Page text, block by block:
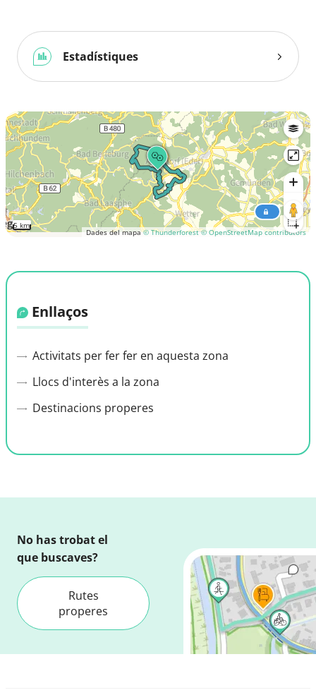
Estadístiques
Dades del mapa© Thunderforest © OpenStreetMap contributors
5 km
Enllaços
Activitats per fer fer en aquesta zona
Llocs d'interès a la zona
Destinacions properes
No has trobat el
que buscaves?
Rutes
properes